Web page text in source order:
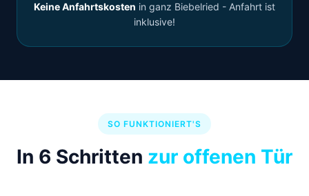
Keine Anfahrtskosten in ganz Biebelried - Anfahrt ist
inklusive!
SO FUNKTIONIERT'S
In 6 Schritten zur offenen Tür